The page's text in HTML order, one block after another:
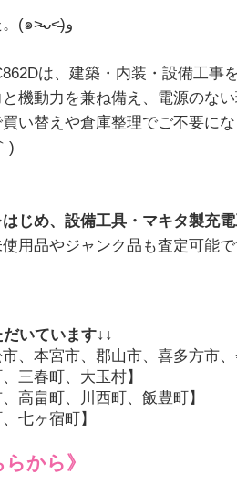
などを重点的に査定いたしました。(๑˃̵ᴗ˂̵)و
は、建築・内装・設備工事
機動力を兼ね備え、電源のな
い替えや倉庫整理でご不要に
)
じめ、設備工具・マキタ製充
用品やジャンク品も査定可能
いています↓↓
、本宮市、郡山市、喜多方市
三春町、大玉村】
高畠町、川西町、飯豊町】
七ヶ宿町】
から》